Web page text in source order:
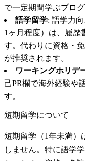
で一定期間学ぶプログ
語学留学: 語学力
1ヶ月程度）は、履歴
す。代わりに資格・
が推奨されます。
ワーキングホリデ
己PR欄で海外経験や
す。
短期留学について
短期留学（1年未満）
しません。特に語学